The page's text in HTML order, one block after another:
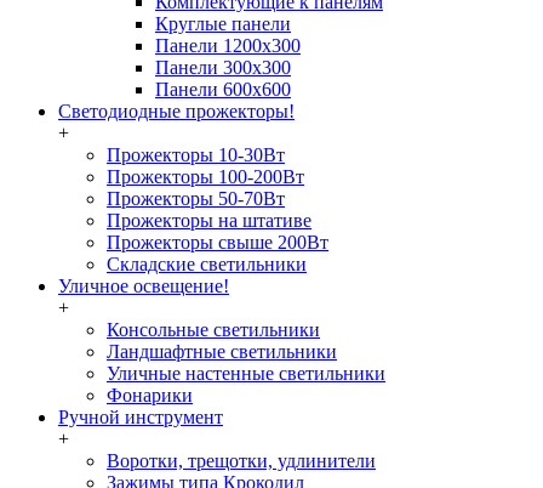
Круглые панели
Панели 1200х300
Панели 300х300
Панели 600х600
Светодиодные прожекторы!
+
Прожекторы 10-30Вт
Прожекторы 100-200Вт
Прожекторы 50-70Вт
Прожекторы на штативе
Прожекторы свыше 200Вт
Складские светильники
Уличное освещение!
+
Консольные светильники
Ландшафтные светильники
Уличные настенные светильники
Фонарики
Ручной инструмент
+
Воротки, трещотки, удлинители
Зажимы типа Крокодил